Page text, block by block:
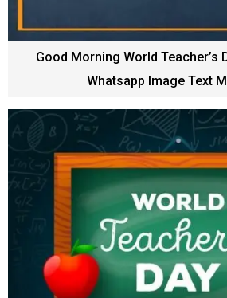
Good Morning World Teacher’s
Whatsapp Image Text